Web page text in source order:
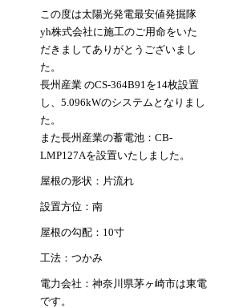
この度は太陽光発電最安値発掘隊
yh株式会社に施工のご用命をいた
だきましてありがとうございまし
た。
長州産業 のCS-364B91を14枚設置
し、5.096kWのシステムとなりまし
た。
また長州産業の蓄電池：CB-
LMP127Aを設置いたしました。
屋根の形状：片流れ
設置方位：南
屋根の勾配：10寸
工法：つかみ
電力会社：神奈川県茅ヶ崎市は東電
です。